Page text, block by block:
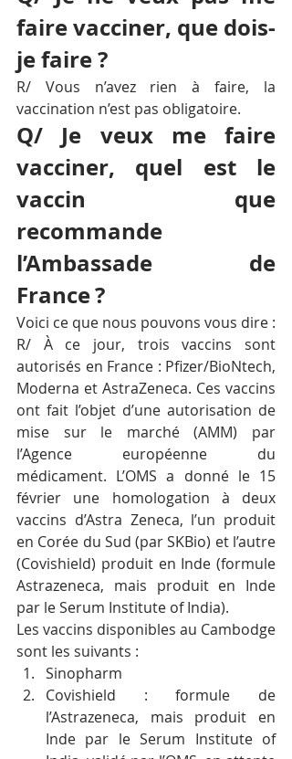
faire vacciner, que dois-
je faire ?
R/ Vous n’avez rien à faire, la
vaccination n’est pas obligatoire.
Q/ Je veux me faire
vacciner, quel est le
vaccin que
recommande
l’Ambassade de
France ?
Voici ce que nous pouvons vous dire :
R/ À ce jour, trois vaccins sont
autorisés en France : Pfizer/BioNtech,
Moderna et AstraZeneca. Ces vaccins
ont fait l’objet d’une autorisation de
mise sur le marché (AMM) par
l’Agence européenne du
médicament. L’OMS a donné le 15
février une homologation à deux
vaccins d’Astra Zeneca, l’un produit
en Corée du Sud (par SKBio) et l’autre
(Covishield) produit en Inde (formule
Astrazeneca, mais produit en Inde
par le Serum Institute of India).
Les vaccins disponibles au Cambodge
sont les suivants :
Sinopharm
Covishield : formule de
l’Astrazeneca, mais produit en
Inde par le Serum Institute of